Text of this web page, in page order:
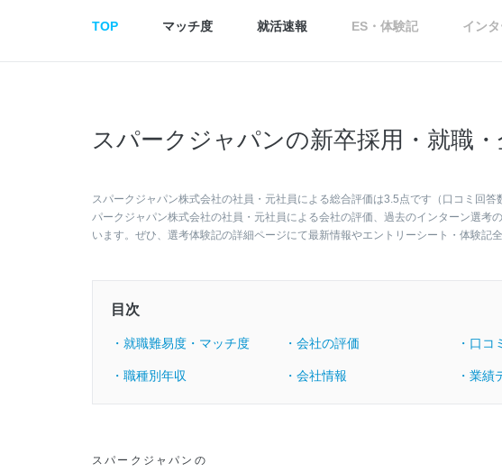
TOP マッチ度 就活速報 ES・体験記 イン
スパークジャパンの新卒採用・就職・
スパークジャパン株式会社の社員・元社員による総合評価は3.5点です（口コミ回
パークジャパン株式会社の社員・元社員による会社の評価、過去のインターン選考
います。ぜひ、選考体験記の詳細ページにて最新情報やエントリーシート・体験記
目次
・就職難易度・マッチ度 ・会社の評価 ・口コ
・職種別年収 ・会社情報 ・業績
スパークジャパンの